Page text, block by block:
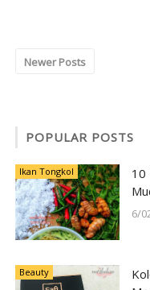
Newer Posts
POPULAR POSTS
Ikan Tongkol
10
6/
Beauty